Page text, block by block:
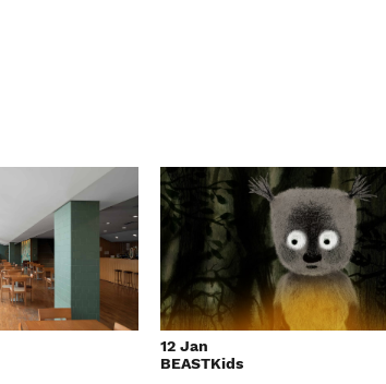
12 Jan
BEASTKids